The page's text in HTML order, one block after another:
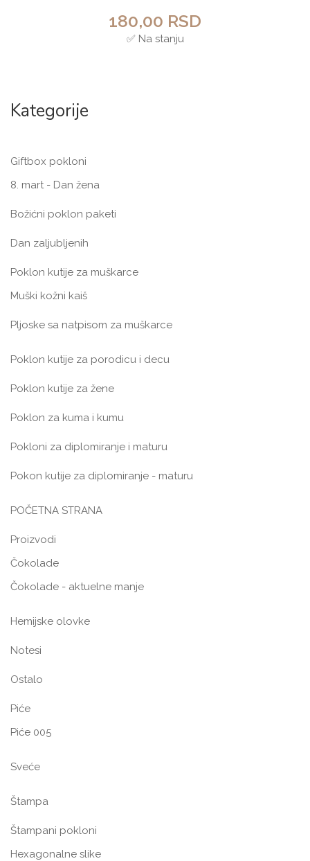
180,00 RSD
✅ Na stanju
Kategorije
Giftbox pokloni
8. mart - Dan žena
Božićni poklon paketi
Dan zaljubljenih
Poklon kutije za muškarce
Muški kožni kaiš
Pljoske sa natpisom za muškarce
Poklon kutije za porodicu i decu
Poklon kutije za žene
Poklon za kuma i kumu
Pokloni za diplomiranje i maturu
Pokon kutije za diplomiranje - maturu
POČETNA STRANA
Proizvodi
Čokolade
Čokolade - aktuelne manje
Hemijske olovke
Notesi
Ostalo
Piće
Piće 005
Sveće
Štampa
Štampani pokloni
Hexagonalne slike